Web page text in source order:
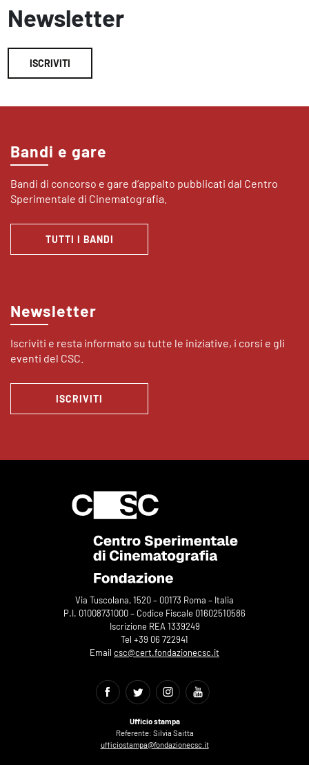
Newsletter
ISCRIVITI
Bandi e gare
Bandi di concorso e gare d’appalto pubblicati dal Centro
Sperimentale di Cinematografia.
TUTTI I BANDI
Newsletter
Iscriviti e resta informato su tutte le iniziative, i corsi e gli
eventi del CSC.
ISCRIVITI
Via Tuscolana, 1520 – 00173 Roma – Italia
P.I. 01008731000 – Codice Fiscale 01602510586
Iscrizione REA 1339249
Tel +39 06 722941
Email csc@cert.fondazionecsc.it
Ufficio stampa
Referente: Silvia Saitta
ufficiostampa@fondazionecsc.it